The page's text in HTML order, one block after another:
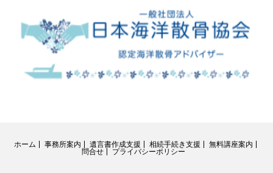
ホーム 事務所案内 遺言書作成支援 相続手続き支援
無料講座案内
問合せ
プライバシーポリシー